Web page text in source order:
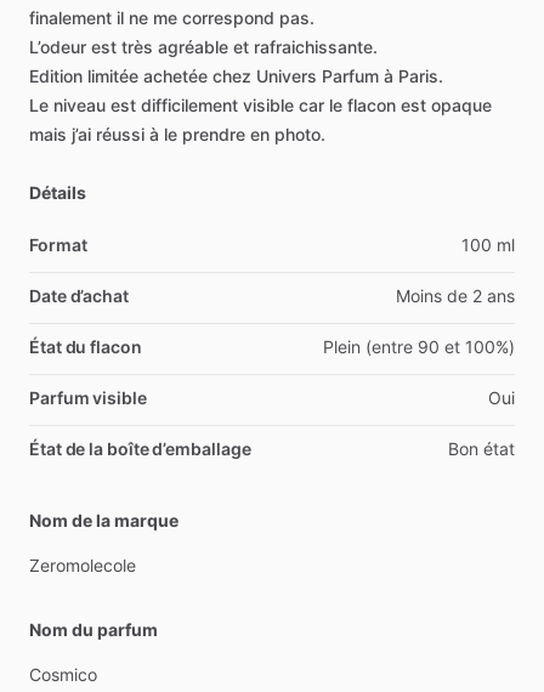
finalement il ne me correspond pas.
L’odeur est très agréable et rafraichissante.
Edition limitée achetée chez Univers Parfum à Paris.
Le niveau est difficilement visible car le flacon est opaque
mais j’ai réussi à le prendre en photo.
Détails
Format 100 ml
Date d’achat Moins de 2 ans
État du flacon Plein (entre 90 et 100%)
Parfum visible Oui
État de la boîte d’emballage Bon état
Nom de la marque
Zeromolecole
Nom du parfum
Cosmico